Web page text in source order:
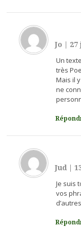
Jo 27
Un
très
Mais il
ne
Jud|
Je suis
vos